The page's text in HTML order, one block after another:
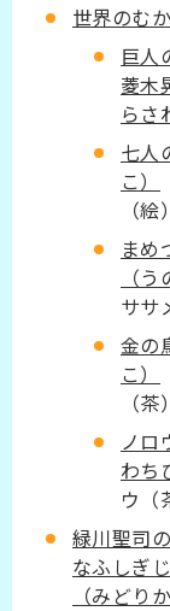
世界のむ
巨人
菱木
らさ
七人
こ）
（絵
まめ
（
ササ
金の
こ）
（茶）
ノロ
わち
ウ（
緑川聖司
なふしぎ
（みどり